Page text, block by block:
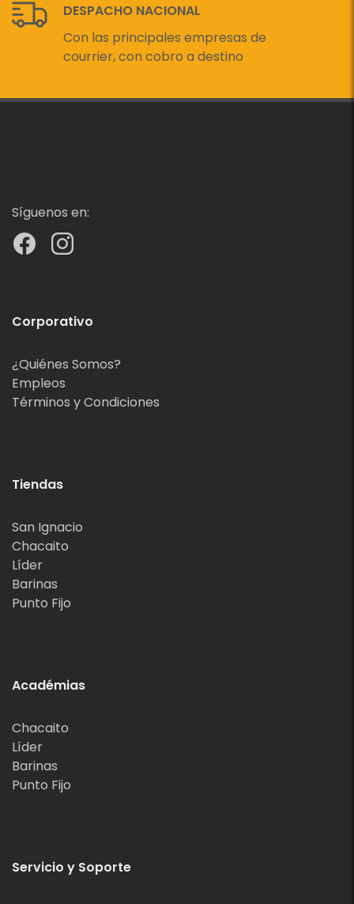
DESPACHO NACIONAL
Con las principales empresas de
courrier, con cobro a destino
Síguenos en:
Corporativo
¿Quiénes Somos?
Empleos
Términos y Condiciones
Tiendas
San Ignacio
Chacaito
Líder
Barinas
Punto Fijo
Académias
Chacaito
Líder
Barinas
Punto Fijo
Servicio y Soporte